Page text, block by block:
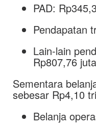
PAD:
Pendapatan
Lain-lain
Rp807,76 juta
Sementara
sebesar Rp4,10
Belanja